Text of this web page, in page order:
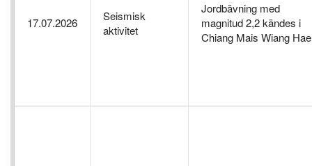
17.07.2026
Seismisk
aktivitet
Jordbävning med
magnitud 2,2 kändes i
Chiang Mais Wiang